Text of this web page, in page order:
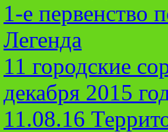
1-е первенство
Легенда
11 городские
декабря 2015
11.08.16